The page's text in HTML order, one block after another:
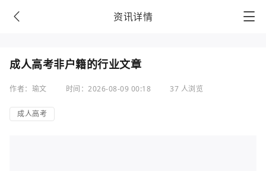
资讯详情
成人高考非户籍的行业文章
作者：瑜文 时间：2026-08-09 00:18 37 人浏览
成人高考